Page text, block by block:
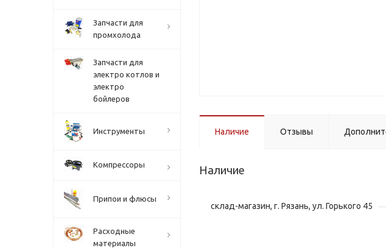
Наличие Отзывы
Наличие
склад-магазин, г. Рязань, ул. Горького 45
Запчасти для
промхолода
Запчасти для
электро котлов и
электро
бойлеров
Инструменты
Компрессоры
Припои и флюсы
Расходные
материалы